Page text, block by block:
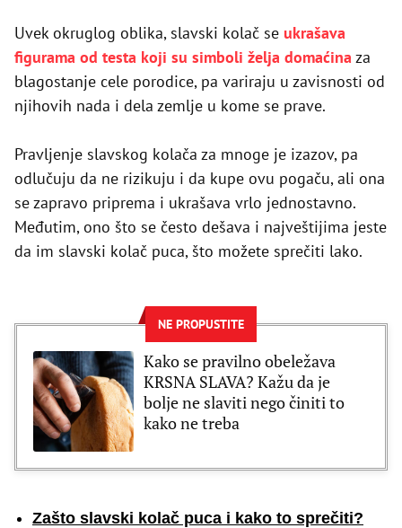
Uvek okruglog oblika, slavski kolač se ukrašava
figurama od testa koji su simboli želja domaćina za
blagostanje cele porodice, pa variraju u zavisnosti od
njihovih nada i dela zemlje u kome se prave.
Pravljenje slavskog kolača za mnoge je izazov, pa
odlučuju da ne rizikuju i da kupe ovu pogaču, ali ona
se zapravo priprema i ukrašava vrlo jednostavno.
Međutim, ono što se često dešava i najveštijima jeste
da im slavski kolač puca, što možete sprečiti lako.
NE PROPUSTITE
Kako se pravilno obeležava
KRSNA SLAVA? Kažu da je
bolje ne slaviti nego činiti to
kako ne treba
Zašto slavski kolač puca i kako to sprečiti?